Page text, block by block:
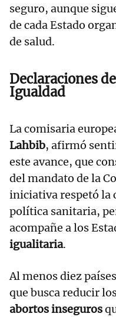
seguro, aunque
de cada Estado
de salud.
Declaraciones
Igualdad
La comisaria
Lahbib, afirmó
este avance, que
del mandato de la
iniciativa respetó la
política sanitaria,
acompañe a los
igualitaria.
Al menos diez
que busca reducir
abortos inseguros